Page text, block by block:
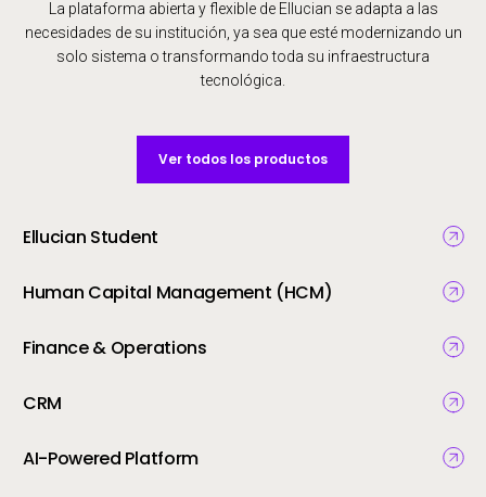
La plataforma abierta y flexible de Ellucian se adapta a las
necesidades de su institución, ya sea que esté modernizando un
solo sistema o transformando toda su infraestructura
tecnológica.
Ver todos los productos
Ellucian Student
Human Capital Management (HCM)
Finance & Operations
CRM
AI-Powered Platform